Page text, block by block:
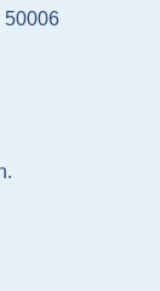
50006